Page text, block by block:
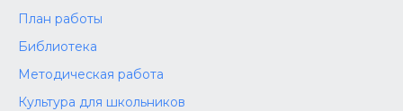
План работы
Библиотека
Методическая работа
Культура для школьников